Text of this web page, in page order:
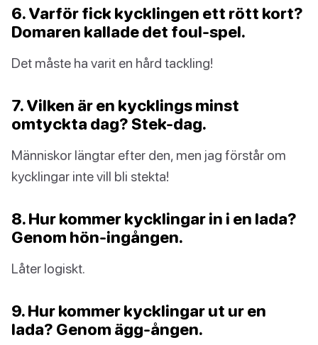
6. Varför fick kycklingen ett rött kort?
Domaren kallade det foul-spel.
Det måste ha varit en hård tackling!
7. Vilken är en kycklings minst
omtyckta dag? Stek-dag.
Människor längtar efter den, men jag förstår om
kycklingar inte vill bli stekta!
8. Hur kommer kycklingar in i en lada?
Genom hön-ingången.
Låter logiskt.
9. Hur kommer kycklingar ut ur en
lada? Genom ägg-ången.